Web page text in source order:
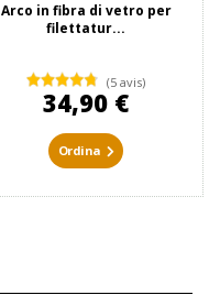
Arco in fibra di vetro per
filettatur...
(5 avis)
34,90 €
Ordina